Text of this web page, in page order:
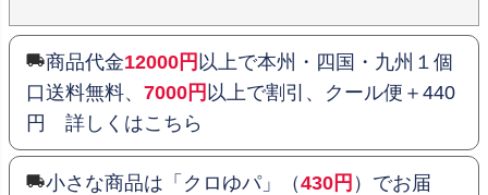
商品代金12000円 以上で本州・四国・九州１個
口送料無料、 7000円 以上で割引、クール便＋440
円 詳しくはこちら
小さな商品は「クロゆパ」（430円 ）でお届